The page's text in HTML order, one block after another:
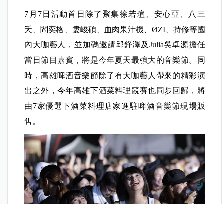
7月7日活動首日除了聚集徐若瑄、安心亞、八三
夭、閻奕格、婁峻碩、血肉果汁機、ØZI、持修等國
內大咖藝人，並加碼邀請邱鋒澤及Julia吳卓源擔任
當日節目嘉賓，將是今年夏天最強大的音樂節。同
時，高雄啤酒音樂節除了有大咖藝人帶來的精彩演
出之外，今年高雄下酒菜料理競賽也同步回歸，將
由7家優選下酒菜料理店家進駐啤酒音樂節現場販
售。